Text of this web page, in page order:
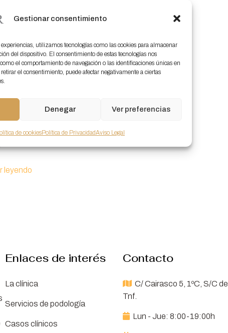
Gestionar consentimiento
utilizamos tecnologías como las cookies para almacenar
del dispositivo. El consentimiento de estas tecnologías nos
el comportamiento de navegación o las identificaciones únicas en
el consentimiento, puede afectar negativamente a ciertas
Denegar Ver preferencias
de cookiesPolítica de PrivacidadAviso Legal
e
leyendo
Enlaces de interés
La clínica
Servicios de podología
Casos clínicos
Contacto
C/ Cairasco 5, 1ºC, S/C de
Tnf.
Lun - Jue: 8:00-19:00h